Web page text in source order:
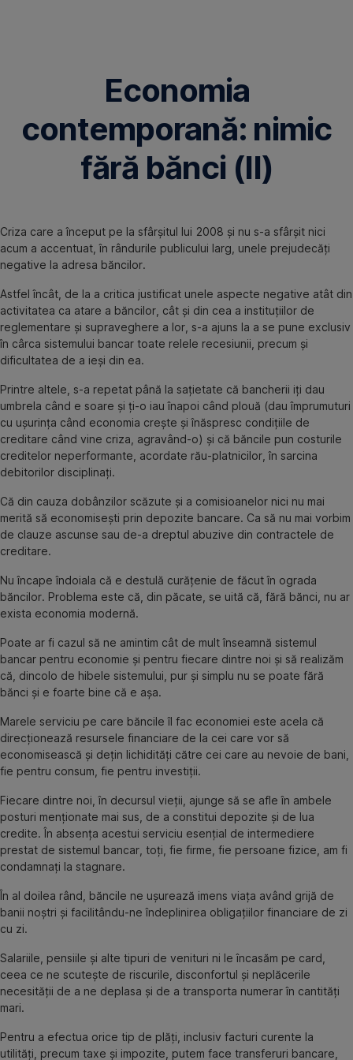
Economia
contemporană: nimic
fără bănci (II)
Criza care a început pe la sfârşitul lui 2008 şi nu s-a sfârşit nici
acum a accentuat, în rândurile publicului larg, unele prejudecăţi
negative la adresa băncilor.
Astfel încât, de la a critica justificat unele aspecte negative atât din
activitatea ca atare a băncilor, cât şi din cea a instituţiilor de
reglementare şi supraveghere a lor, s-a ajuns la a se pune exclusiv
în cârca sistemului bancar toate relele recesiunii, precum şi
dificultatea de a ieşi din ea.
Printre altele, s-a repetat până la saţietate că bancherii iţi dau
umbrela când e soare şi ţi-o iau înapoi când plouă (dau împrumuturi
cu uşurinţa când economia creşte şi înăspresc condiţiile de
creditare când vine criza, agravând-o) şi că băncile pun costurile
creditelor neperformante, acordate rău-platnicilor, în sarcina
debitorilor disciplinaţi.
Că din cauza dobânzilor scăzute şi a comisioanelor nici nu mai
merită să economiseşti prin depozite bancare. Ca să nu mai vorbim
de clauze ascunse sau de-a dreptul abuzive din contractele de
creditare.
Nu încape îndoiala că e destulă curăţenie de făcut în ograda
băncilor. Problema este că, din păcate, se uită că, fără bănci, nu ar
exista economia modernă.
Poate ar fi cazul să ne amintim cât de mult înseamnă sistemul
bancar pentru economie şi pentru fiecare dintre noi şi să realizăm
că, dincolo de hibele sistemului, pur şi simplu nu se poate fără
bănci şi e foarte bine că e aşa.
Marele serviciu pe care băncile îl fac economiei este acela că
direcţionează resursele financiare de la cei care vor să
economisească şi deţin lichidităţi către cei care au nevoie de bani,
fie pentru consum, fie pentru investiţii.
Fiecare dintre noi, în decursul vieţii, ajunge să se afle în ambele
posturi menţionate mai sus, de a constitui depozite şi de lua
credite. În absenţa acestui serviciu esenţial de intermediere
prestat de sistemul bancar, toţi, fie firme, fie persoane fizice, am fi
condamnaţi la stagnare.
În al doilea rând, băncile ne uşurează imens viaţa având grijă de
banii noştri şi facilitându-ne îndeplinirea obligaţiilor financiare de zi
cu zi.
Salariile, pensiile şi alte tipuri de venituri ni le încasăm pe card,
ceea ce ne scuteşte de riscurile, disconfortul şi neplăcerile
necesităţii de a ne deplasa şi de a transporta numerar în cantităţi
mari.
Pentru a efectua orice tip de plăţi, inclusiv facturi curente la
utilităţi, precum taxe şi impozite, putem face transferuri bancare,